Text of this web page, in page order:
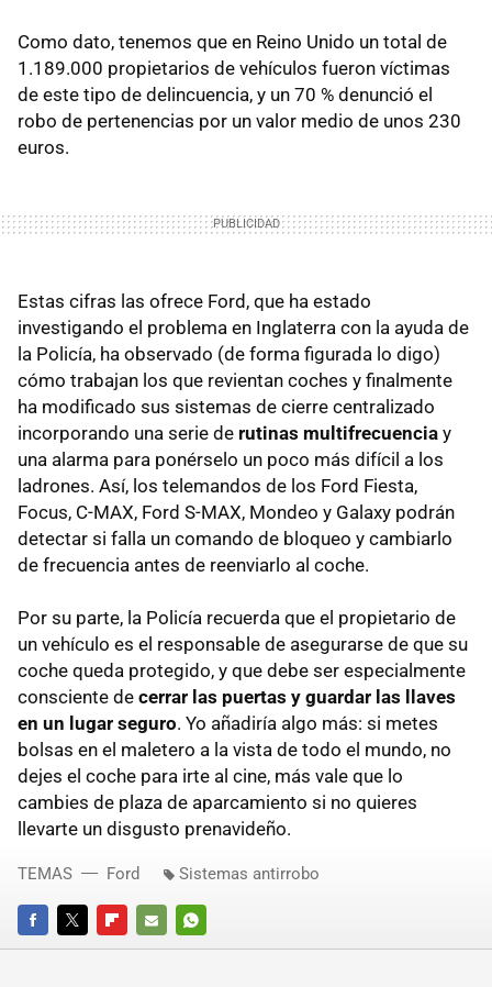
Como dato, tenemos que en Reino Unido un total de
1.189.000 propietarios de vehículos fueron víctimas
de este tipo de delincuencia, y un 70 % denunció el
robo de pertenencias por un valor medio de unos 230
euros.
Estas cifras las ofrece Ford, que ha estado
investigando el problema en Inglaterra con la ayuda de
la Policía, ha observado (de forma figurada lo digo)
cómo trabajan los que revientan coches y finalmente
ha modificado sus sistemas de cierre centralizado
incorporando una serie de rutinas multifrecuencia y
una alarma para ponérselo un poco más difícil a los
ladrones. Así, los telemandos de los Ford Fiesta,
Focus, C-MAX, Ford S-MAX, Mondeo y Galaxy podrán
detectar si falla un comando de bloqueo y cambiarlo
de frecuencia antes de reenviarlo al coche.
Por su parte, la Policía recuerda que el propietario de
un vehículo es el responsable de asegurarse de que su
coche queda protegido, y que debe ser especialmente
consciente de cerrar las puertas y guardar las llaves
en un lugar seguro. Yo añadiría algo más: si metes
bolsas en el maletero a la vista de todo el mundo, no
dejes el coche para irte al cine, más vale que lo
cambies de plaza de aparcamiento si no quieres
llevarte un disgusto prenavideño.
FACEBOOKTWITTERFLIPBOARD
E-
WHATSAPP
TEMAS Ford Sistemas antirrobo